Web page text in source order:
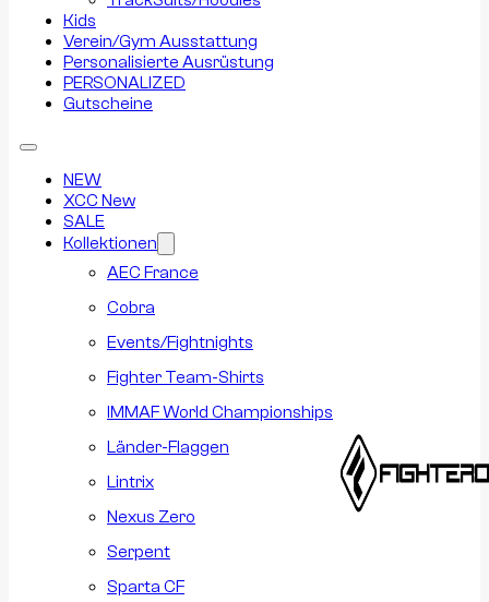
Kids
Verein/Gym Ausstattung
Personalisierte Ausrüstung
PERSONALIZED
Gutscheine
NEW
XCC New
SALE
Kollektionen
AEC France
Cobra
Events/Fightnights
Fighter Team-Shirts
IMMAF World Championships
Länder-Flaggen
Lintrix
Nexus Zero
Serpent
Sparta CF